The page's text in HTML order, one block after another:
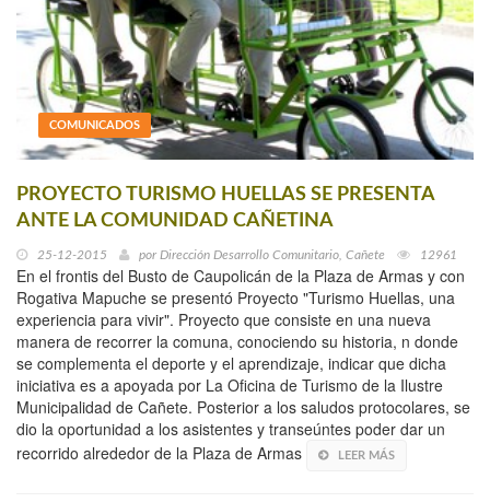
COMUNICADOS
PROYECTO TURISMO HUELLAS SE PRESENTA
ANTE LA COMUNIDAD CAÑETINA
25-12-2015 por Dirección Desarrollo Comunitario, Cañete 12961
En el frontis del Busto de Caupolicán de la Plaza de Armas y con
Rogativa Mapuche se presentó Proyecto "Turismo Huellas, una
experiencia para vivir". Proyecto que consiste en una nueva
manera de recorrer la comuna, conociendo su historia, n donde
se complementa el deporte y el aprendizaje, indicar que dicha
iniciativa es a apoyada por La Oficina de Turismo de la Ilustre
Municipalidad de Cañete. Posterior a los saludos protocolares, se
dio la oportunidad a los asistentes y transeúntes poder dar un
recorrido alrededor de la Plaza de Armas
LEER MÁS